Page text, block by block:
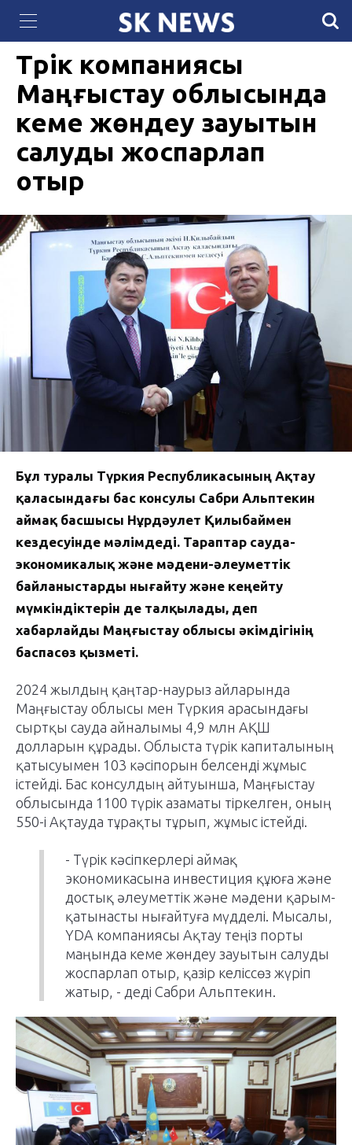
QazCloud расширил мощности дата-центра
для задач искусственного интеллекта
29 МАМЫР 2024, 16:37 1190
Түрік компаниясы
Маңғыстау облысында
кеме жөндеу зауытын
салуды жоспарлап
отыр
Бұл туралы Түркия Республикасының Ақтау
қаласындағы бас консулы Сабри Альптекин
аймақ басшысы Нұрдәулет Қилыбаймен
кездесуінде мәлімдеді. Тараптар сауда-
экономикалық және мәдени-әлеуметтік
байланыстарды нығайту және кеңейту
мүмкіндіктерін де талқылады, деп
хабарлайды Маңғыстау облысы әкімдігінің
баспасөз қызметі.
2024 жылдың қаңтар-наурыз айларында
Маңғыстау облысы мен Түркия арасындағы
сыртқы сауда айналымы 4,9 млн АҚШ
долларын құрады. Облыста түрік капиталының
қатысуымен 103 кәсіпорын белсенді жұмыс
істейді. Бас консулдың айтуынша, Маңғыстау
облысында 1100 түрік азаматы тіркелген, оның
550-і Ақтауда тұрақты тұрып, жұмыс істейді.
- Түрік кәсіпкерлері аймақ
экономикасына инвестиция құюға және
достық әлеуметтік және мәдени қарым-
қатынасты нығайтуға мүдделі. Мысалы,
YDA компаниясы Ақтау теңіз порты
маңында кеме жөндеу зауытын салуды
жоспарлап отыр, қазір келіссөз жүріп
жатыр, - деді Сабри Альптекин.